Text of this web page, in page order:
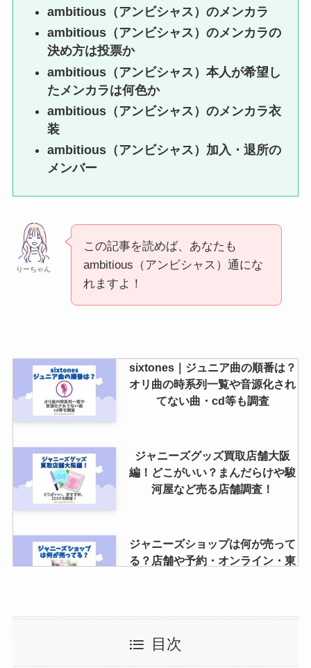
や死亡説も！
やまぴーの昔は？不祥事・歴代彼
女やドラマ一覧・整形等について
も調査！
ambitious（アンビシャス）のメンカラ
ambitious（アンビシャス）のメンカラの
決め方は投票か
ambitious（アンビシャス）本人が希望し
たメンカラは何色か
ambitious（アンビシャス）のメンカラ衣
装
ambitious（アンビシャス）加入・退所の
メンバー
りーちゃん
この記事を読めば、あなたも
ambitious（アンビシャス）通にな
れますよ！
sixtones｜ジュニア曲の順番は？
オリ曲の時系列一覧や音源化され
てない曲・cd等も調査
ジャニーズグッズ買取店舗大阪
編！どこがいい？まんだらけや駿
河屋など売る店舗調査！
ジャニーズショップは何が売って
る？店舗や予約・オンライン・東
学などプロフィール・父親や実家
などの家族構成も徹底調査！
目次